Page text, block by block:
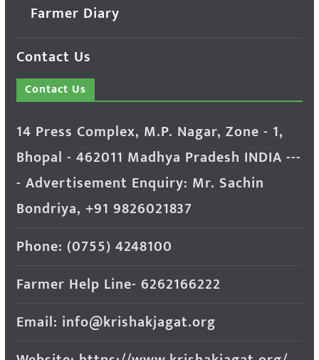
Farmer Diary
Contact Us
Contact Us
14 Press Complex, M.P. Nagar, Zone - 1,
Bhopal - 462011 Madhya Pradesh INDIA ---
- Advertisement Enquiry: Mr. Sachin
Bondriya, +91 9826021837
Phone: (0755) 4248100
Farmer Help Line- 6262166222
Email: info@krishakjagat.org